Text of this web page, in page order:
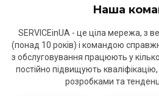
Наша
SERVICEinUA - це ціла мережа, з
(понад 10 років) і командою
з обслуговування працюють у
постійно підвищують
розробками та